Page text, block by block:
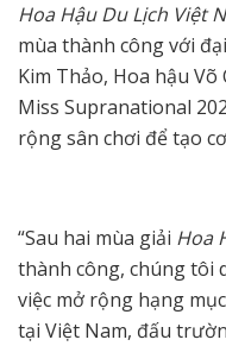
Hoa Hậu Du Lịch Việt
mùa thành công với
Kim Thảo, Hoa hậu
Miss Supranational
rộng sân chơi để tạo
“Sau hai mùa giải Hoa
thành công, chúng tôi
việc mở rộng hạng
tại Việt Nam, đấu